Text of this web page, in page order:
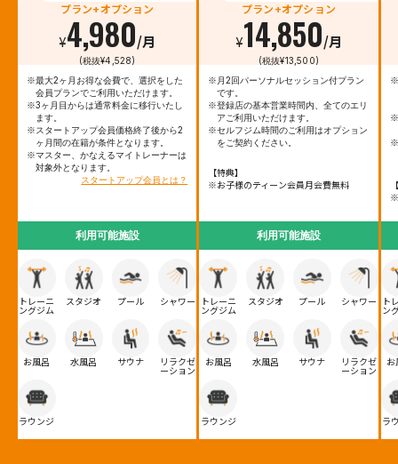
プラン+オプション
¥4,980/月
(税抜¥4,528)
※最大2ヶ月お得な会費で、選択をした
会員プランでご利用いただけます。
※3ヶ月目からは通常料金に移行いたし
ます。
※スタートアップ会員価格終了後から2
ヶ月間の在籍が条件となります。
※マスター、かなえるマイトレーナーは
対象外となります。
スタートアップ会員とは？
利用可能施設
トレーニ
ングジム
スタジオ プール シャワー
お風呂 水風呂 サウナ リラクゼ
ーション
ラウンジ
プラン+オプション
¥14,850/月
(税抜¥13,500)
※月2回パーソナルセッション付プラン
です。
※登録店の基本営業時間内、全てのエリ
アご利用いただけます。
※セルフジム時間のご利用はオプション
をご契約ください。
【特典】
※お子様のティーン会員月会費無料
利用可能施設
トレーニ
ングジム
スタジオ プール シャワー
お風呂 水風呂 サウナ リラクゼ
ーション
ラウンジ
※
※
※
※
ト
ン
お
ラ